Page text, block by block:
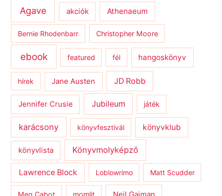
Agave akciók Athenaeum
Bernie Rhodenbarr Christopher Moore
ebook featured fél hangoskönyv
hírek Jane Austen JD Robb
Jennifer Crusie Jubileum játék
karácsony könyvfesztivál könyvklub
könyvlista Könyvmolyképző
Lawrence Block Loblowrimo Matt Scudder
Meg Cabot momlit